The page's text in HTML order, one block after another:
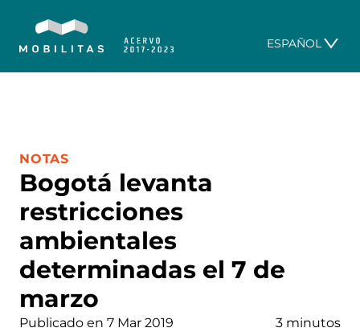
ESPAÑOL
Bogotá levanta
restricciones
ambientales
determinadas el 7 de
marzo
CATEGORÍA:
NOTAS
Publicado en 7 Mar 2019
3 minutos